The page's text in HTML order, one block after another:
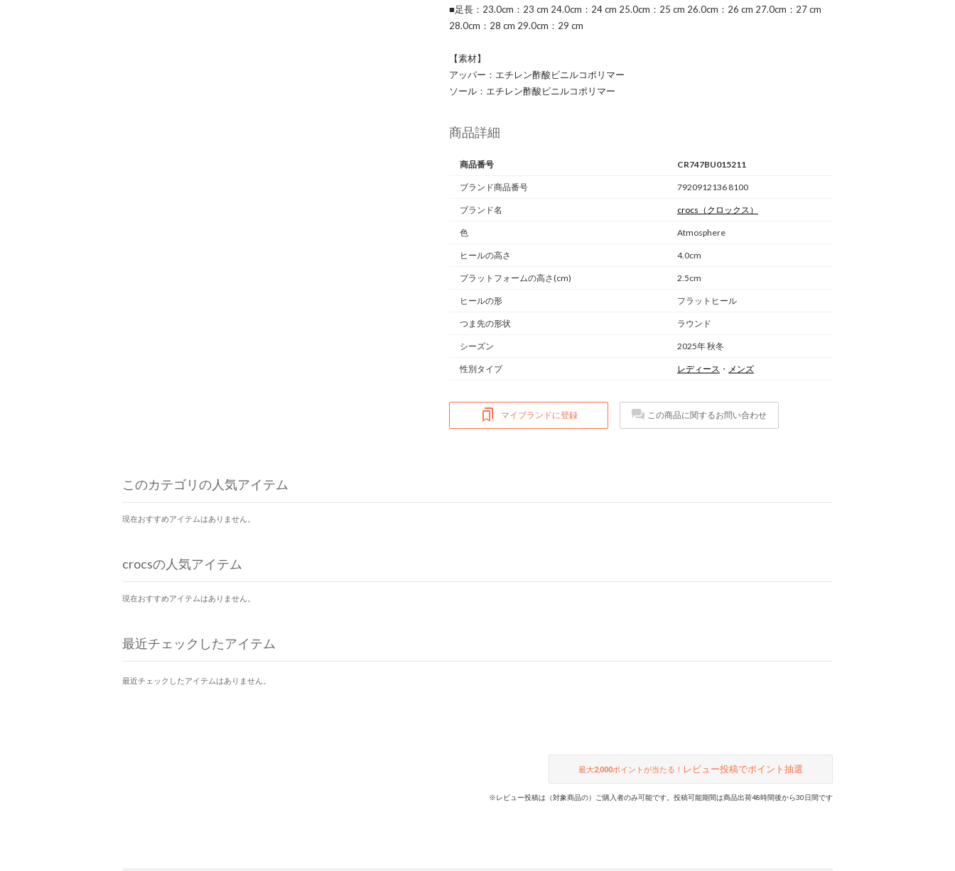
■足長：23.0cm：23 cm 24.0cm：24 cm 25.0cm：25 cm 26.0cm：26 cm 27.0cm：27 cm
28.0cm：28 cm 29.0cm：29 cm
【素材】
アッパー：エチレン酢酸ビニルコポリマー
ソール：エチレン酢酸ビニルコポリマー
商品詳細
商品番号 CR747BU015211
ブランド商品番号 7920912136 8100
ブランド名 crocs （クロックス）
色 Atmosphere
ヒールの高さ 4.0cm
プラットフォームの高さ(cm) 2.5cm
ヒールの形 フラットヒール
つま先の形状 ラウンド
シーズン 2025年 秋冬
性別タイプ レディース ・ メンズ
マイブランドに登録 この商品に関するお問い合わせ
このカテゴリの人気アイテム
現在おすすめアイテムはありません。
crocsの人気アイテム
現在おすすめアイテムはありません。
最近チェックしたアイテム
最近チェックしたアイテムはありません。
最大2,000ポイントが当たる！ レビュー投稿でポイント抽選
※レビュー投稿は（対象商品の）ご購入者のみ可能です。投稿可能期間は商品出荷48時間後から30日間です